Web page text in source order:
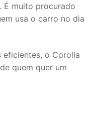
É muito procurado
usa o carro no dia
eficientes, o Corolla
quem quer um